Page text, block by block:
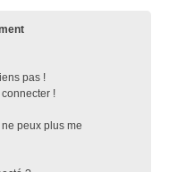
pas !
!
peux plus me